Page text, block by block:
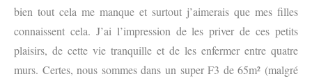
bien tout cela me manque et surtout j’aimerais que mes filles
connaissent cela. J’ai l’impression de les priver de ces petits
plaisirs, de cette vie tranquille et de les enfermer entre quatre
murs. Certes, nous sommes dans un super F3 de 65m² (malgré